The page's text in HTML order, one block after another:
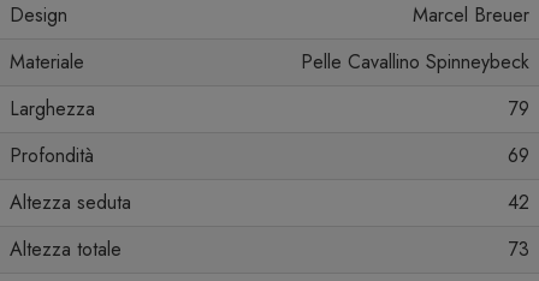
Design
Marcel Breuer
Materiale
Pelle Cavallino Spinneybeck
Larghezza
79
Profondità
69
Altezza seduta
42
Altezza totale
73